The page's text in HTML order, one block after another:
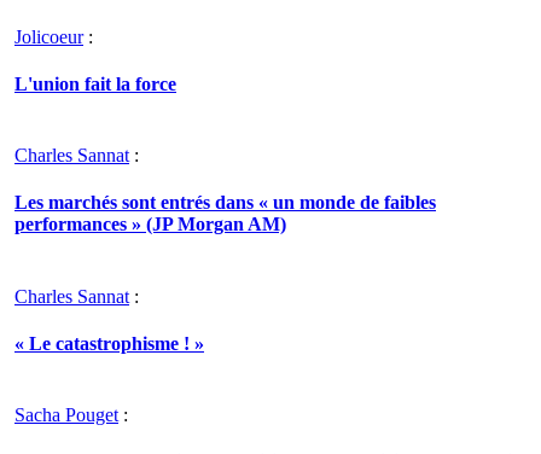
Jolicoeur:
L'union fait la force
Charles Sannat :
Les marchés sont entrés dans « un monde de faibles
performances » (JP Morgan AM)
Charles Sannat :
« Le catastrophisme ! »
Sacha Pouget :